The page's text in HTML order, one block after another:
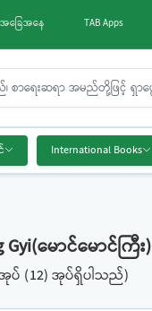
ခြေအနေ TAB Apps
International Books
Gyi(မောင်မောင်ကြီး)
ပ် (12) အုပ်ရှိပါသည်)